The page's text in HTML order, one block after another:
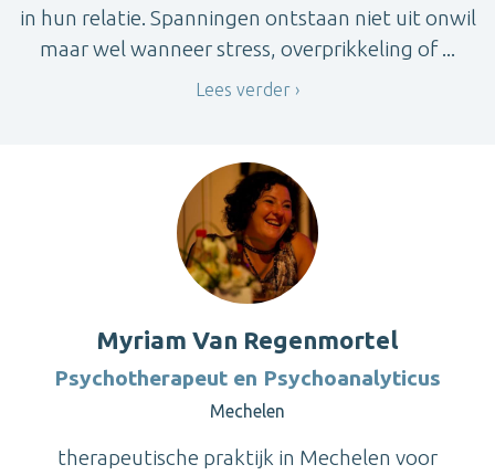
in hun relatie. Spanningen ontstaan niet uit onwil
maar wel wanneer stress, overprikkeling of ...
Lees verder
Myriam Van Regenmortel
Psychotherapeut en Psychoanalyticus
Mechelen
therapeutische praktijk in Mechelen voor